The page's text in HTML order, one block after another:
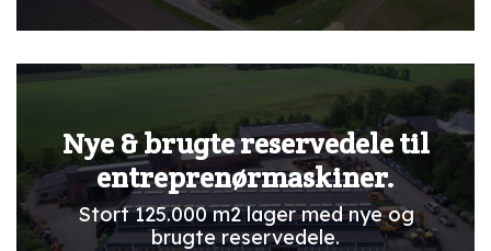
Nye & brugte reservedele til
entreprenørmaskiner.
Stort 125.000 m2 lager med nye og
brugte reservedele.